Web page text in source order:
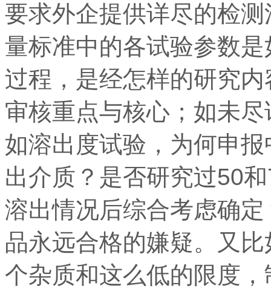
要求外企提供详尽的检
量标准中的各试验参数
过程，是经怎样的研究
审核重点与核心；如未
如溶出度试验，为何申
出介质？是否研究过50
溶出情况后综合考虑确
品永远合格的嫌疑。又
个杂质和这么低的限度